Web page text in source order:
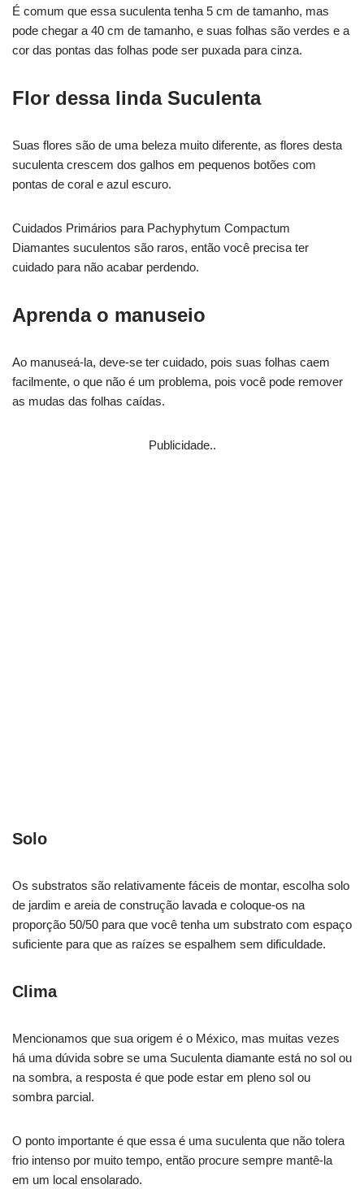
É comum que essa suculenta tenha 5 cm de tamanho, mas
pode chegar a 40 cm de tamanho, e suas folhas são verdes e a
cor das pontas das folhas pode ser puxada para cinza.
Flor dessa linda Suculenta
Suas flores são de uma beleza muito diferente, as flores desta
suculenta crescem dos galhos em pequenos botões com
pontas de coral e azul escuro.
Cuidados Primários para Pachyphytum Compactum
Diamantes suculentos são raros, então você precisa ter
cuidado para não acabar perdendo.
Aprenda o manuseio
Ao manuseá-la, deve-se ter cuidado, pois suas folhas caem
facilmente, o que não é um problema, pois você pode remover
as mudas das folhas caídas.
Publicidade..
Solo
Os substratos são relativamente fáceis de montar, escolha solo
de jardim e areia de construção lavada e coloque-os na
proporção 50/50 para que você tenha um substrato com espaço
suficiente para que as raízes se espalhem sem dificuldade.
Clima
Mencionamos que sua origem é o México, mas muitas vezes
há uma dúvida sobre se uma Suculenta diamante está no sol ou
na sombra, a resposta é que pode estar em pleno sol ou
sombra parcial.
O ponto importante é que essa é uma suculenta que não tolera
frio intenso por muito tempo, então procure sempre mantê-la
em um local ensolarado.